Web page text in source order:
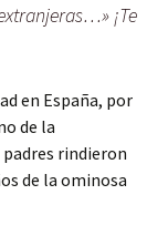
¡Te
en España, por
de la
rindieron
de la ominosa